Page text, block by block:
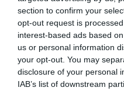
section to confirm your
opt-out request is
interest-based ads based
us or personal information
your opt-out. You may
disclosure of your personal
IAB’s list of downstream
VISSZA A FŐOLDALRA